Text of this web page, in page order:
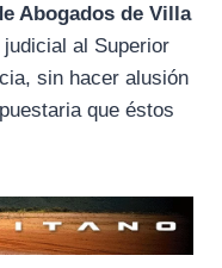
Abogados de Villa
al Superior
sin hacer alusión
que éstos